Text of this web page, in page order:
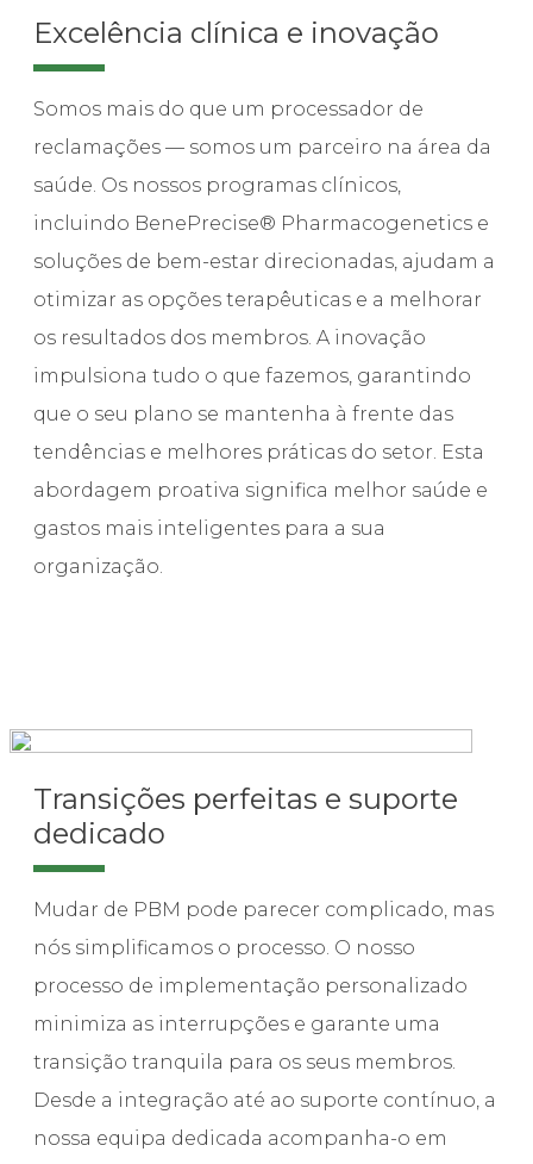
Excelência clínica e inovação
Somos mais do que um processador de
reclamações — somos um parceiro na área da
saúde. Os nossos programas clínicos,
incluindo BenePrecise® Pharmacogenetics e
soluções de bem-estar direcionadas, ajudam a
otimizar as opções terapêuticas e a melhorar
os resultados dos membros. A inovação
impulsiona tudo o que fazemos, garantindo
que o seu plano se mantenha à frente das
tendências e melhores práticas do setor. Esta
abordagem proativa significa melhor saúde e
gastos mais inteligentes para a sua
organização.
Transições perfeitas e suporte
dedicado
Mudar de PBM pode parecer complicado, mas
nós simplificamos o processo. O nosso
processo de implementação personalizado
minimiza as interrupções e garante uma
transição tranquila para os seus membros.
Desde a integração até ao suporte contínuo, a
nossa equipa dedicada acompanha-o em